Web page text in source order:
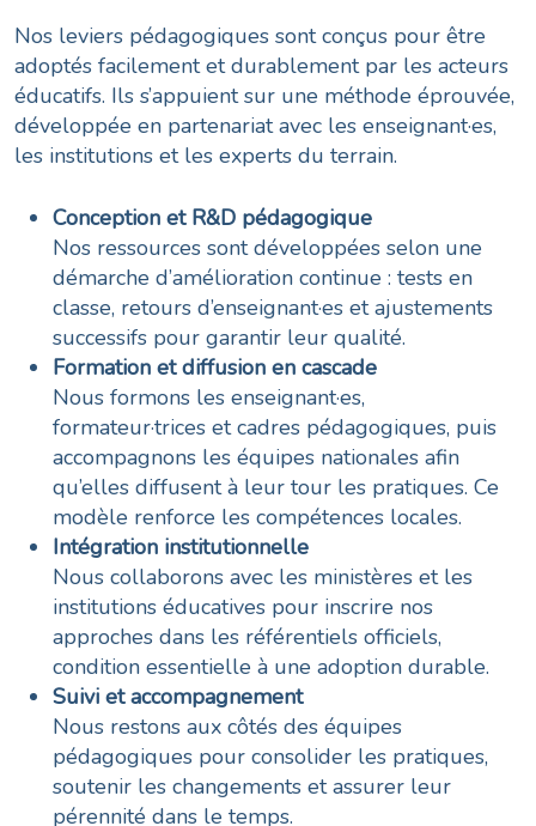
Nos leviers pédagogiques sont conçus pour être
adoptés facilement et durablement par les acteurs
éducatifs. Ils s’appuient sur une méthode éprouvée,
développée en partenariat avec les enseignant·es,
les institutions et les experts du terrain.
Conception et R&D pédagogique
Nos ressources sont développées selon une
démarche d’amélioration continue : tests en
classe, retours d’enseignant·es et ajustements
successifs pour garantir leur qualité.
Formation et diffusion en cascade
Nous formons les enseignant·es,
formateur·trices et cadres pédagogiques, puis
accompagnons les équipes nationales afin
qu’elles diffusent à leur tour les pratiques. Ce
modèle renforce les compétences locales.
Intégration institutionnelle
Nous collaborons avec les ministères et les
institutions éducatives pour inscrire nos
approches dans les référentiels officiels,
condition essentielle à une adoption durable.
Suivi et accompagnement
Nous restons aux côtés des équipes
pédagogiques pour consolider les pratiques,
soutenir les changements et assurer leur
pérennité dans le temps.